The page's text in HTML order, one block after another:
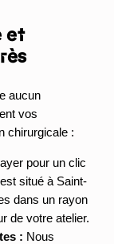
et
aucun
vos
chirurgicale :
pour un clic
situé à Saint-
dans un rayon
de votre atelier.
: Nous